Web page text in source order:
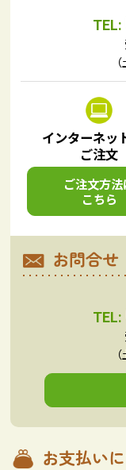
TEL:
インターネッ
ご注文
ご注文方法
こちら
お問合せ
TEL:
お支払い